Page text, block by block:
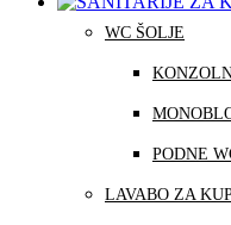
WC ŠOLJE
PODNE
LAVABO ZA